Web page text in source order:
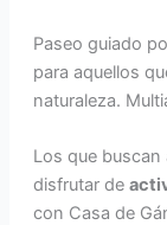
Paseo guiado
para aquellos
naturaleza.
Los que
disfrutar de
con Casa de